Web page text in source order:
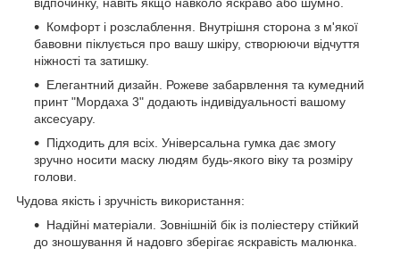
Комфорт і розслаблення. Внутрішня сторона з м'якої
бавовни піклується про вашу шкіру, створюючи відчуття
ніжності та затишку.
Елегантний дизайн. Рожеве забарвлення та кумедний
принт "Мордаха 3" додають індивідуальності вашому
аксесуару.
Підходить для всіх. Універсальна гумка дає змогу
зручно носити маску людям будь-якого віку та розміру
голови.
Чудова якість і зручність використання:
Надійні матеріали. Зовнішній бік із поліестеру стійкий
до зношування й надовго зберігає яскравість малюнка.